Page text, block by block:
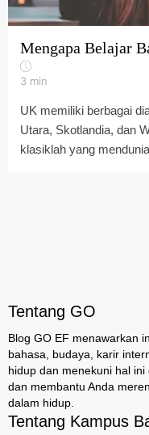
Mengapa Belajar
3 min
UK memiliki berbagai
Utara, Skotlandia, dan
klasiklah yang
Tentang GO
Blog GO EF menawarkan
bahasa, budaya, karir
hidup dan menekuni hal
dan membantu Anda
dalam hidup.
Tentang Kampus